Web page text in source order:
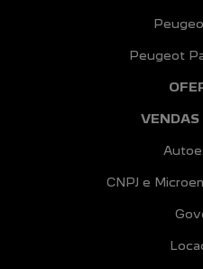
Peugeot
VENDAS
CNPJ e